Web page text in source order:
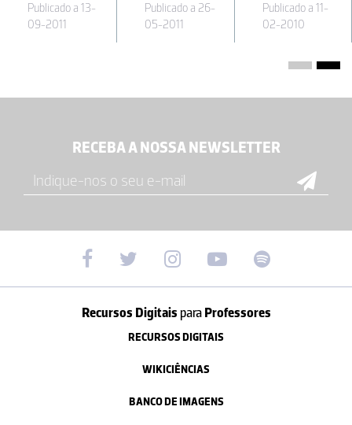
Publicado a 13-
09-2011
Publicado a 26-
05-2011
Publicado a 11-
02-2010
RECEBA A NOSSA NEWSLETTER
Recursos Digitais paraProfessores
RECURSOS DIGITAIS
WIKICIÊNCIAS
BANCO DE IMAGENS